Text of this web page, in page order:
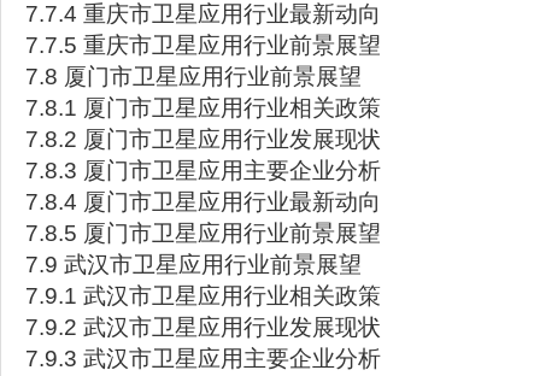
7.7.4 重庆市卫星应用行业最新动向
7.7.5 重庆市卫星应用行业前景展望
7.8 厦门市卫星应用行业前景展望
7.8.1 厦门市卫星应用行业相关政策
7.8.2 厦门市卫星应用行业发展现状
7.8.3 厦门市卫星应用主要企业分析
7.8.4 厦门市卫星应用行业最新动向
7.8.5 厦门市卫星应用行业前景展望
7.9 武汉市卫星应用行业前景展望
7.9.1 武汉市卫星应用行业相关政策
7.9.2 武汉市卫星应用行业发展现状
7.9.3 武汉市卫星应用主要企业分析